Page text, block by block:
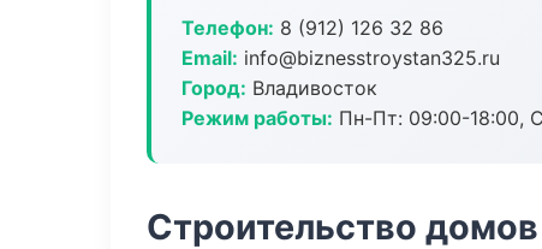
Телефон: 8 (912) 126 32 86
Email: info@biznesstroystan325.ru
Город: Владивосток
Режим работы: Пн-Пт: 09:00-18:00,
Строительство